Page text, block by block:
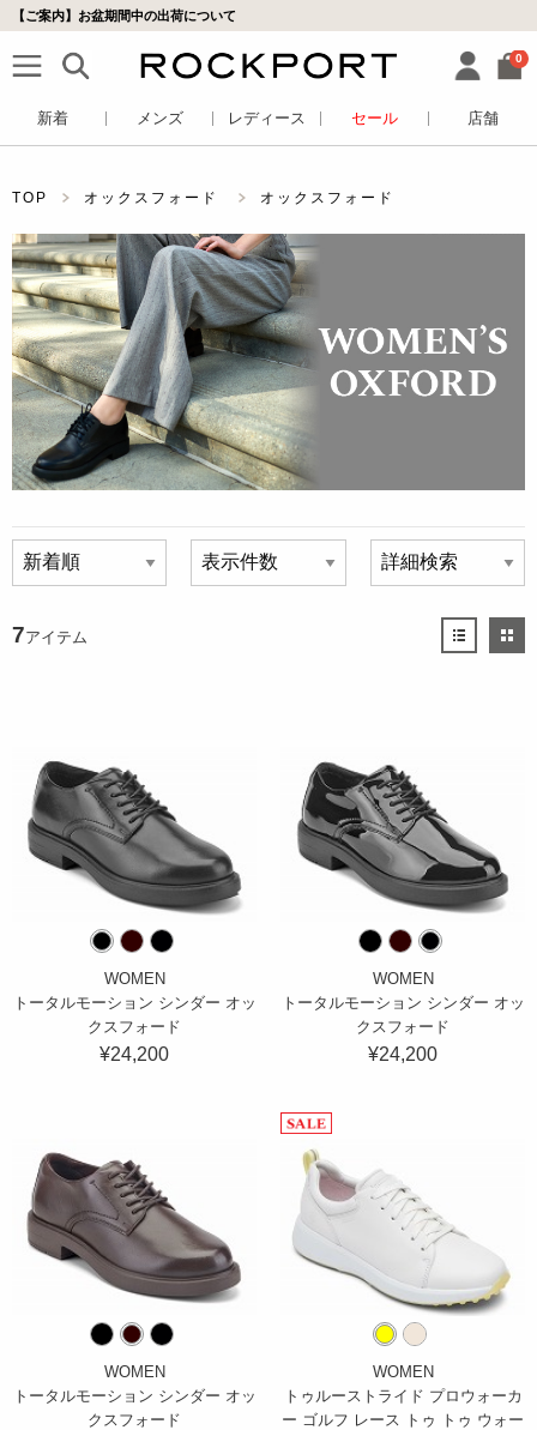
【ご案内】お盆期間中の出荷について
0
新着 メンズ レディース セール 店舗
TOP オックスフォード オックスフォード
7アイテム
WOMEN
トータルモーション シンダー オッ
クスフォード
¥24,200
WOMEN
トータルモーション シンダー オッ
クスフォード
¥24,200
WOMEN
トータルモーション シンダー オッ
クスフォード
WOMEN
トゥルーストライド プロウォーカ
ー ゴルフ レース トゥ トゥ ウォー